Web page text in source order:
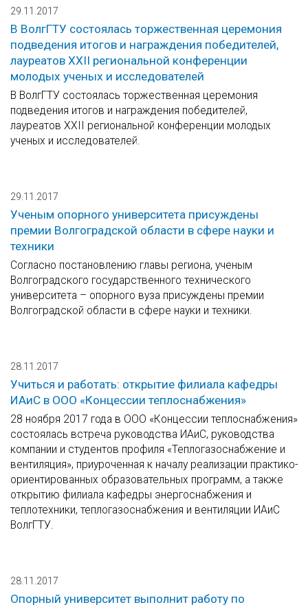
29.11.2017
В ВолгГТУ состоялась торжественная церемония
подведения итогов и награждения победителей,
лауреатов XXII региональной конференции
молодых ученых и исследователей
В ВолгГТУ состоялась торжественная церемония
подведения итогов и награждения победителей,
лауреатов XXII региональной конференции молодых
ученых и исследователей.
29.11.2017
Ученым опорного университета присуждены
премии Волгоградской области в сфере науки и
техники
Согласно постановлению главы региона, ученым
Волгоградского государственного технического
университета – опорного вуза присуждены премии
Волгоградской области в сфере науки и техники.
28.11.2017
Учиться и работать: открытие филиала кафедры
ИАиС в ООО «Концессии теплоснабжения»
28 ноября 2017 года в ООО «Концессии теплоснабжения»
состоялась встреча руководства ИАиС, руководства
компании и студентов профиля «Теплогазоснабжение и
вентиляция», приуроченная к началу реализации практико-
ориентированных образовательных программ, а также
открытию филиала кафедры энергоснабжения и
теплотехники, теплогазоснабжения и вентиляции ИАиС
ВолгГТУ.
28.11.2017
Опорный университет выполнит работу по